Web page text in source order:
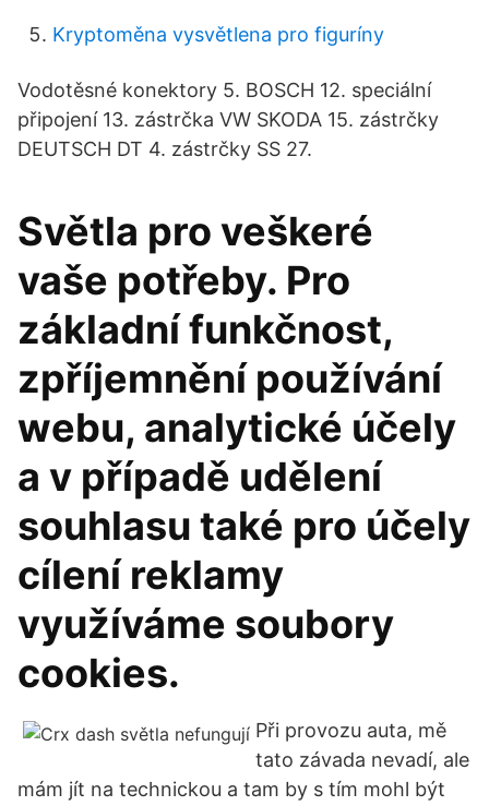
Kryptoměna vysvětlena pro figuríny
Vodotěsné konektory 5. BOSCH 12. speciální
připojení 13. zástrčka VW SKODA 15. zástrčky
DEUTSCH DT 4. zástrčky SS 27.
Světla pro veškeré
vaše potřeby. Pro
základní funkčnost,
zpříjemnění používání
webu, analytické účely
a v případě udělení
souhlasu také pro účely
cílení reklamy
využíváme soubory
cookies.
Při provozu auta, mě
tato závada nevadí, ale
mám jít na technickou a tam by s tím mohl být